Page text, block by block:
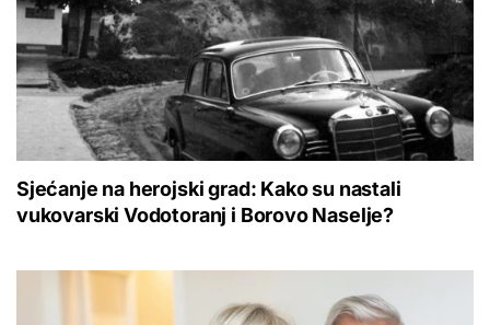
Sjećanje na herojski grad: Kako su nastali
vukovarski Vodotoranj i Borovo Naselje?